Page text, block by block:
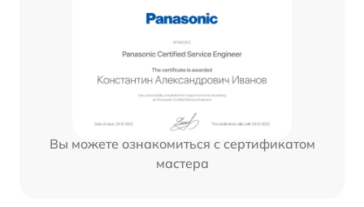
Вы можете ознакомиться с сертификатом
мастера